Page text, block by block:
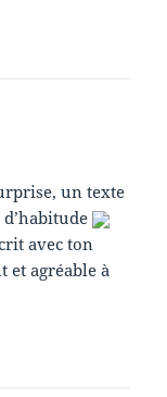
un texte
avec ton
et agréable à